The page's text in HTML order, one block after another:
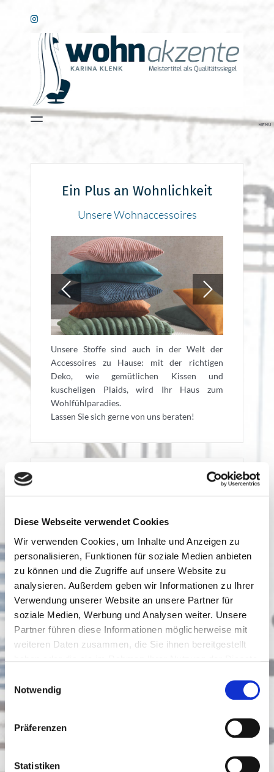
Diese Webseite verwendet Cookies
Wir verwenden Cookies, um Inhalte und Anzeigen zu
personalisieren, Funktionen für soziale Medien anbieten
zu können und die Zugriffe auf unsere Website zu
analysieren. Außerdem geben wir Informationen zu Ihrer
Verwendung unserer Website an unsere Partner für
soziale Medien, Werbung und Analysen weiter. Unsere
Partner führen diese Informationen möglicherweise mit
weiteren Daten zusammen, die Sie ihnen bereitgestellt
Einwilligungsauswahl
Notwendig
Präferenzen
Statistiken
Ein Plus an Wohnlichkeit
Unsere Wohnaccessoires
Unsere Stoffe sind auch in der Welt der
Accessoires zu Hause: mit der richtigen
Deko, wie gemütlichen Kissen und
kuscheligen Plaids, wird Ihr Haus zum
Wohlfühlparadies.
Lassen Sie sich gerne von uns beraten!